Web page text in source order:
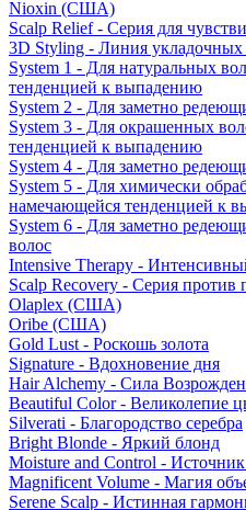
Nioxin (США)
Scalp Relief - Серия для
3D Styling - Линия укладочных
System 1 - Для натуральных
тенденцией к выпадению
System 2 - Для заметно
System 3 - Для окрашенных
тенденцией к выпадению
System 4 - Для заметно
System 5 - Для химически
намечающейся тенденцией к
System 6 - Для заметно
волос
Intensive Therapy -
Scalp Recovery - Серия против
Olaplex (США)
Oribe (США)
Gold Lust - Роскошь золота
Signature - Вдохновение дня
Hair Alchemy - Сила
Beautiful Color - Великолепие
Silverati - Благородство серебра
Bright Blonde - Яркий блонд
Moisture and Control -
Magnificent Volume - Магия
Serene Scalp - Истинная